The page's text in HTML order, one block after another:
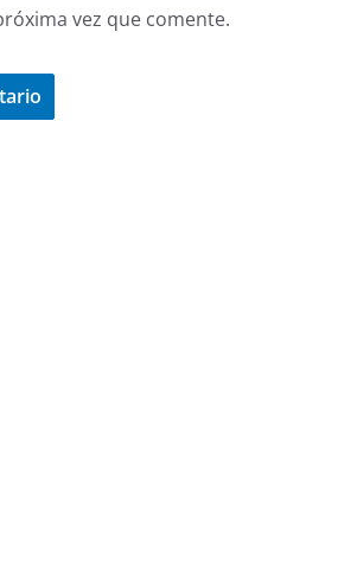
vez que comente.